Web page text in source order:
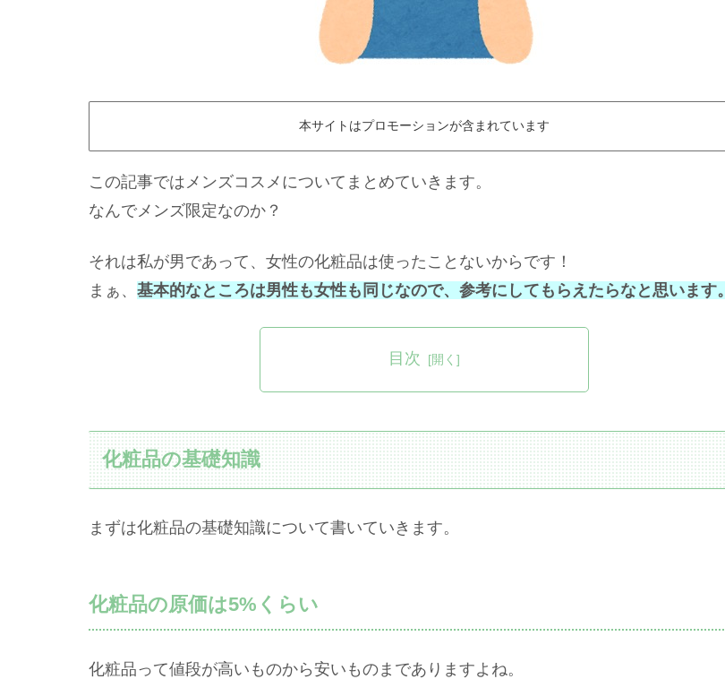
本サイトはプロモーションが含まれています
この記事ではメンズコスメについてまとめていきます。
なんでメンズ限定なのか？
それは私が男であって、女性の化粧品は使ったことないからです！
まぁ、 基本的なところは男性も女性も同じなので、参考にしてもらえたらなと思います。
目次
化粧品の基礎知識
まずは化粧品の基礎知識について書いていきます。
化粧品の原価は5%くらい
化粧品って値段が高いものから安いものまでありますよね。